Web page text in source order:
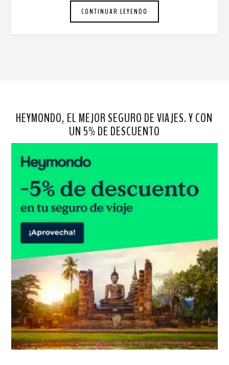
CONTINUAR LEYENDO
HEYMONDO, EL MEJOR SEGURO DE VIAJES. Y CON
UN 5% DE DESCUENTO